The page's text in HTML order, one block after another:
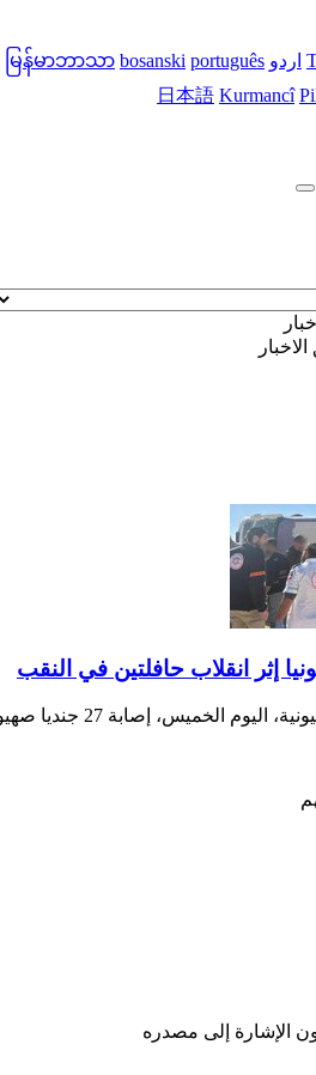
اردو မြန်မာဘာသာ bosanski português
日本語 Kurmancî
إثر انقلاب حافلتين في حادثين منفصلين في منطقة النقب جنوبي البلاد.
الإشارة إلى مصدره